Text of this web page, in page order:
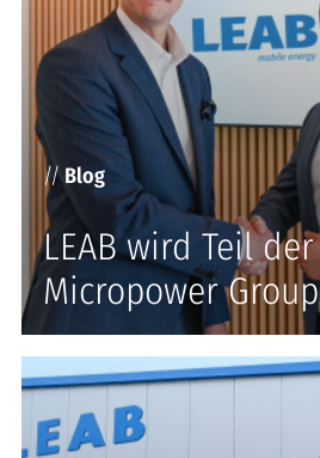
//Blog
LEAB wird Teil der
Micropower Group